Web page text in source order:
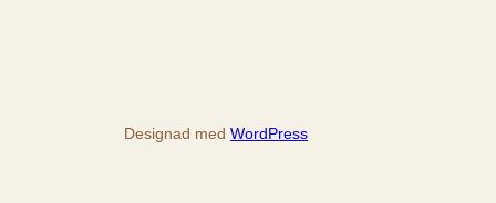
Designad med WordPress